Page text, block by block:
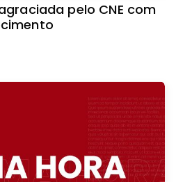
pelo CNE com